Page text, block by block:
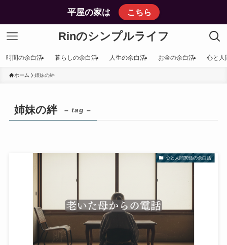
平屋の家は こちら
Rinのシンプルライフ
時間の余白活 暮らしの余白活 人生の余白活 お金の余白活 心と人
ホーム 姉妹の絆
姉妹の絆 – tag –
心と人間関係の余白活